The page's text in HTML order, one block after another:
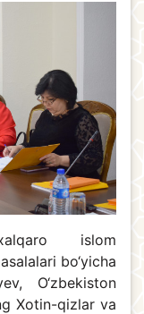
islom
bo‘yicha
O‘zbekiston
Xotin-qizlar va